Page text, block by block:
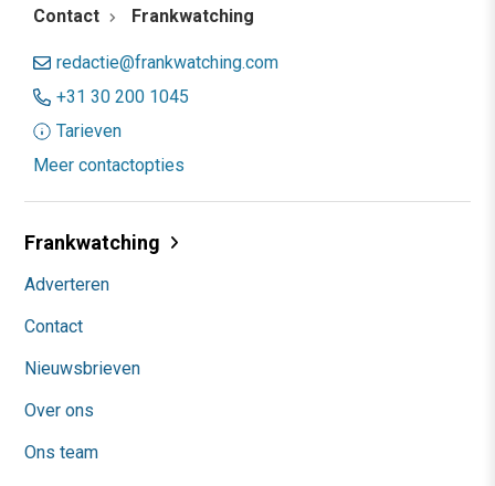
Contact Frankwatching
redactie@frankwatching.com
+31 30 200 1045
Tarieven
Meer contactopties
Frankwatching
Adverteren
Contact
Nieuwsbrieven
Over ons
Ons team